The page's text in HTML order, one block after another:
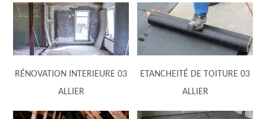
RÉNOVATION INTERIEURE 03
ALLIER
ETANCHEITÉ DE TOITURE 03
ALLIER